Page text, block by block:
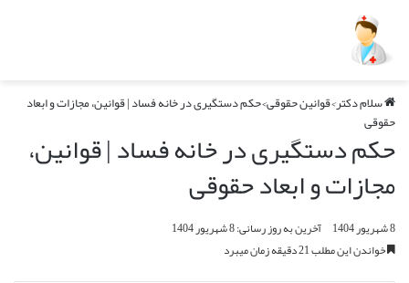
سلام دکتر>قوانین حقوقی>حکم دستگیری در خانه فساد | قوانین، مجازات و ابعاد
حقوقی
حکم دستگیری در خانه فساد | قوانین،
مجازات و ابعاد حقوقی
8 شهریور 1404
آخرین به روز رسانی: 8 شهریور 1404
خواندن این مطلب 21 دقیقه زمان میبرد